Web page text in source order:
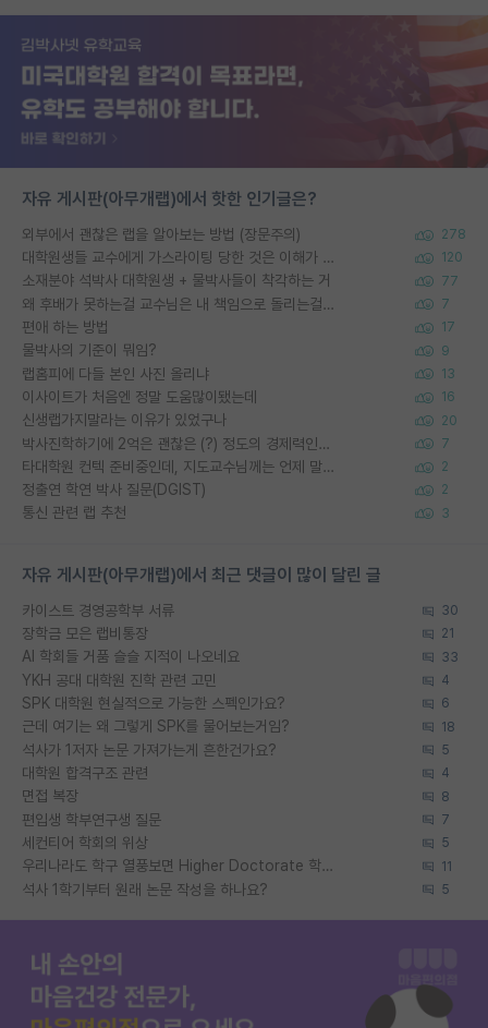
자유 게시판(아무개랩)에서 핫한 인기글은?
외부에서 괜찮은 랩을 알아보는 방법 (장문주의) 278
대학원생들 교수에게 가스라이팅 당한 것은 이해가 갑니다. 안타깝네요. 120
소재분야 석박사 대학원생 + 물박사들이 착각하는 거 77
왜 후배가 못하는걸 교수님은 내 책임으로 돌리는걸까요? 7
편애 하는 방법 17
물박사의 기준이 뭐임? 9
랩홈피에 다들 본인 사진 올리냐 13
이사이트가 처음엔 정말 도움많이됐는데 16
신생랩가지말라는 이유가 있었구나 20
박사진학하기에 2억은 괜찮은 (?) 정도의 경제력인가요 7
타대학원 컨텍 준비중인데, 지도교수님께는 언제 말씀드려야 할까요? 2
정출연 학연 박사 질문(DGIST) 2
통신 관련 랩 추천 3
자유 게시판(아무개랩)에서 최근 댓글이 많이 달린 글
카이스트 경영공학부 서류 30
장학금 모은 랩비통장 21
AI 학회들 거품 슬슬 지적이 나오네요 33
YKH 공대 대학원 진학 관련 고민 4
SPK 대학원 현실적으로 가능한 스펙인가요? 6
근데 여기는 왜 그렇게 SPK를 물어보는거임? 18
석사가 1저자 논문 가져가는게 흔한건가요? 5
대학원 합격구조 관련 4
면접 복장 8
편입생 학부연구생 질문 7
세컨티어 학회의 위상 5
우리나라도 학구 열풍보면 Higher Doctorate 학위가 필요하다고 봅니다. 11
석사 1학기부터 원래 논문 작성을 하나요? 5